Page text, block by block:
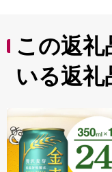
この返礼
いる返礼